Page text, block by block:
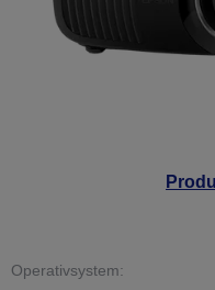
Operativsystem: